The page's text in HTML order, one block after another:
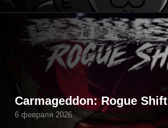
Carmageddon: Rogue Shift
6 февраля 2026